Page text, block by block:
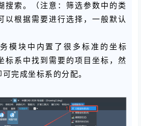
搜索。（注意：筛选参数中的类
以根据需要进行选择，一般默认
模块中内置了很多标准的坐标
标系中找到需要的项目坐标，然
完成坐标系的分配。